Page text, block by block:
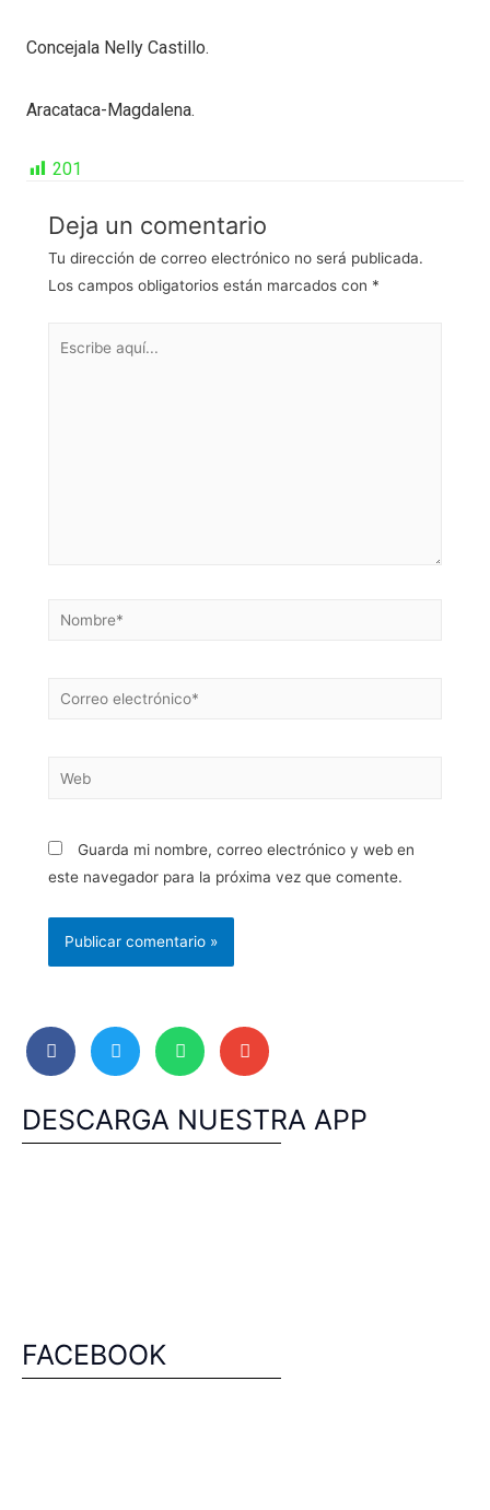
Concejala Nelly Castillo.
Aracataca-Magdalena.
201
Deja un comentario
Tu dirección de correo electrónico no será publicada.
Los campos obligatorios están marcados con *
Guarda mi nombre, correo electrónico y web en
este navegador para la próxima vez que comente.
DESCARGA NUESTRA APP
FACEBOOK